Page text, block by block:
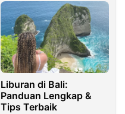
Liburan di Bali:
Panduan Lengkap &
Tips Terbaik